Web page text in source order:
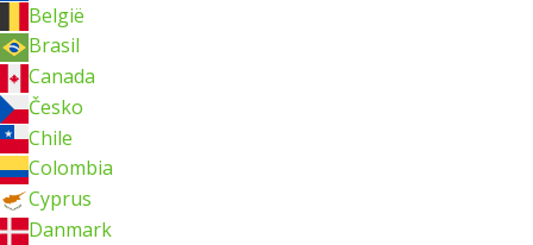
België
Brasil
Canada
Česko
Chile
Colombia
Cyprus
Danmark